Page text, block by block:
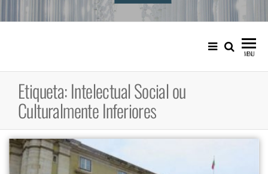
InclusiveCourts
Igualdade e diferença cultural na
prática judicial portuguesa
MENU
Etiqueta:Intelectual Social ou
Culturalmente Inferiores